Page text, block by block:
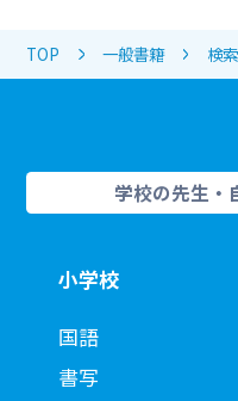
TOP 一般書籍 検
学校の先生・
小学校
国語
書写